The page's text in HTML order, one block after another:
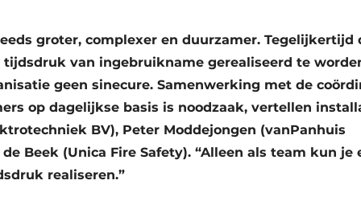
groter, complexer en duurzamer. Tegelijkertijd
van ingebruikname gerealiseerd te
geen sinecure. Samenwerking met de
op dagelijkse basis is noodzaak, vertellen
BV), Peter Moddejongen (vanPanhuis
Beek (Unica Fire Safety). “Alleen als team kun je
realiseren.”